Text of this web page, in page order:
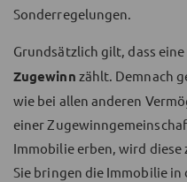
Sonderregelungen.
Grundsätzlich gilt, dass
Zugewinn zählt. Demnach
wie bei allen anderen
einer
Immobilie erben, wird
Sie bringen die Immobilie in